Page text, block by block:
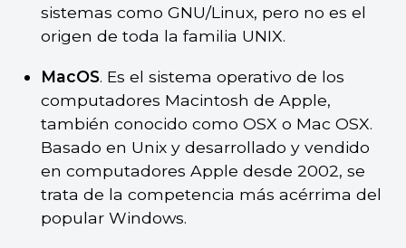
sistemas como GNU/Linux, pero no es el
origen de toda la familia UNIX.
MacOS. Es el sistema operativo de los
computadores Macintosh de Apple,
también conocido como OSX o Mac OSX.
Basado en Unix y desarrollado y vendido
en computadores Apple desde 2002, se
trata de la competencia más acérrima del
popular Windows.